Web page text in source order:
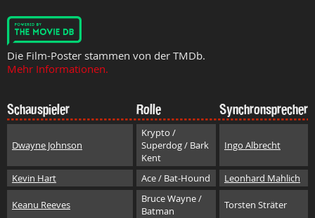
Die Film-Poster stammen von der TMDb.
Mehr Informationen.
Schauspieler Rolle Synchronsprecher
Dwayne Johnson
Krypto /
Superdog / Bark
Kent
Ingo Albrecht
Kevin Hart Ace / Bat-Hound Leonhard Mahlich
Keanu Reeves
Bruce Wayne /
Batman
Torsten Sträter